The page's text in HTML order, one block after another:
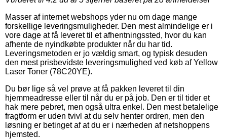
Masser af internet webshops yder nu om dage mange
forskellige leveringsmuligheder. Den mest almindelige er i
vore dage at få leveret til et afhentningssted, hvor du kan
afhente de nyindkøbte produkter når du har tid.
Leveringsmetoden er jo vældig smart, og typisk desuden
den mest prisbevidste leveringsmulighed ved køb af Yellow
Laser Toner (78C20YE).
Du bør lige så vel prøve at få pakken leveret til din
hjemmeadresse eller til når du er på job. Den er til tider et
hak mere pebret, men også ultra enkel. Den mest betalelige
fragtform er uden tvivl at du selv henter ordren, men den
løsning er betinget af at du er i nærheden af netshoppens
hjemsted.